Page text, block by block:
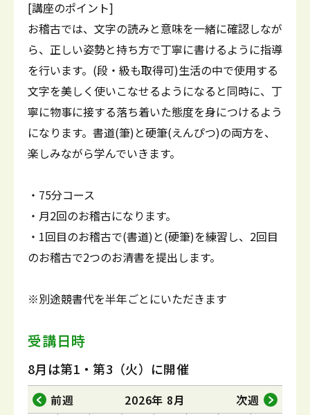
[講座のポイント]
お稽古では、文字の読みと意味を一緒に確認しなが
ら、正しい姿勢と持ち方で丁寧に書けるように指導
を行います。(段・級も取得可)生活の中で使用する
文字を美しく使いこなせるようになると同時に、丁
寧に物事に接する落ち着いた態度を身につけるよう
になります。書道(筆)と硬筆(えんぴつ)の両方を、
楽しみながら学んでいきます。
・75分コース
・月2回のお稽古になります。
・1回目のお稽古で(書道)と(硬筆)を練習し、2回目
のお稽古で2つのお清書を提出します。
※別途競書代を半年ごとにいただきます
受講日時
8月は第1・第3（火）に開催
前週 2026年 8月 次週